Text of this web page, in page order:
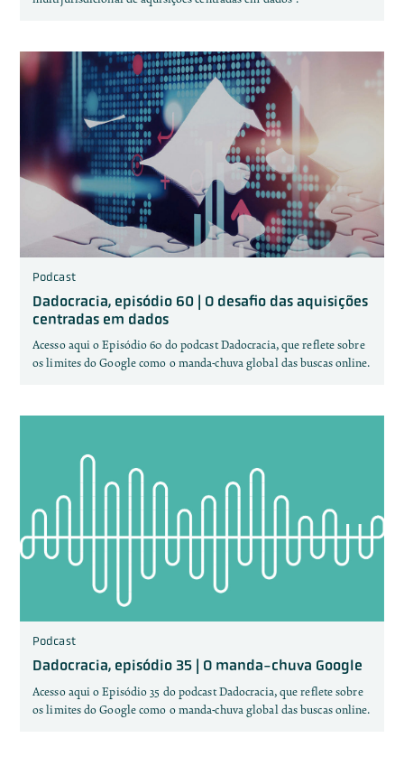
Podcast
Dadocracia, episódio 60 | O desafio das aquisições
centradas em dados
Acesso aqui o Episódio 60 do podcast Dadocracia, que reflete sobre
os limites do Google como o manda-chuva global das buscas online.
Podcast
Dadocracia, episódio 35 | O manda-chuva Google
Acesso aqui o Episódio 35 do podcast Dadocracia, que reflete sobre
os limites do Google como o manda-chuva global das buscas online.